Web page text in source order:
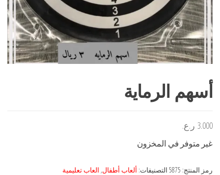
أسهم الرماية
3.000 ر.ع.
غير متوفر في المخزون
رمز المنتج: 5875 التصنيفات: ألعاب أطفال, العاب تعليمية